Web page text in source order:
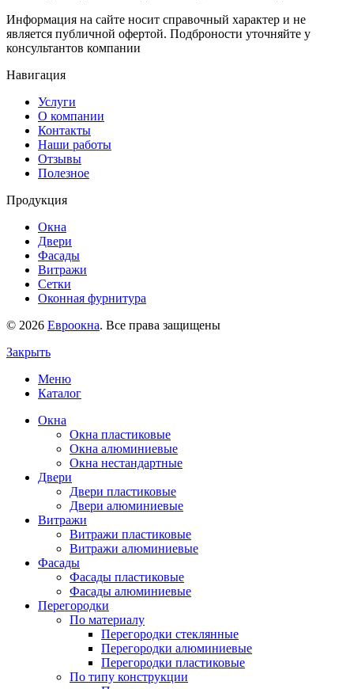
Информация на сайте носит справочный характер и не
является публичной офертой. Подброности уточняйте у
консультантов компании
Навигация
Услуги
О компании
Контакты
Наши работы
Отзывы
Полезное
Продукция
Окна
Двери
Фасады
Витражи
Сетки
Оконная фурнитура
© 2026 Евроокна. Все права защищены
Закрыть
Меню
Каталог
Окна
Окна пластиковые
Окна алюминиевые
Окна нестандартные
Двери
Двери пластиковые
Двери алюминиевые
Витражи
Витражи пластиковые
Витражи алюминиевые
Фасады
Фасады пластиковые
Фасады алюминиевые
Перегородки
По материалу
Перегородки стеклянные
Перегородки алюминиевые
Перегородки пластиковые
По типу конструкции